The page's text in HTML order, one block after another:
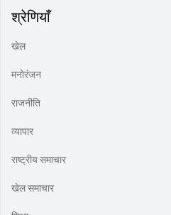
श्रेणियाँ
खेल
मनोरंजन
राजनीति
व्यापार
राष्ट्रीय समाचार
खेल समाचार